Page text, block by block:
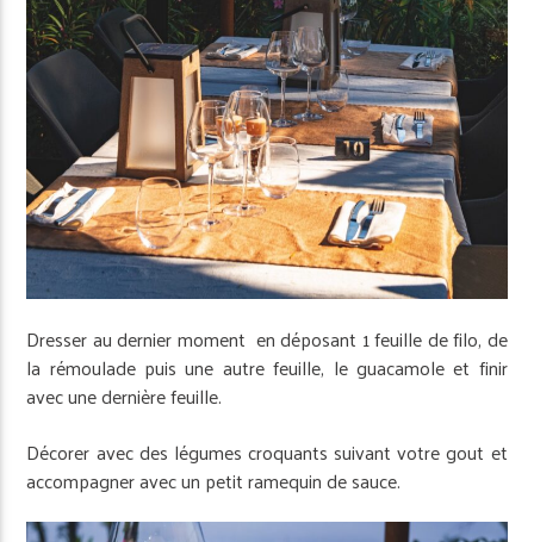
Dresser au dernier moment en déposant 1 feuille de filo, de
la rémoulade puis une autre feuille, le guacamole et finir
avec une dernière feuille.
Décorer avec des légumes croquants suivant votre gout et
accompagner avec un petit ramequin de sauce.